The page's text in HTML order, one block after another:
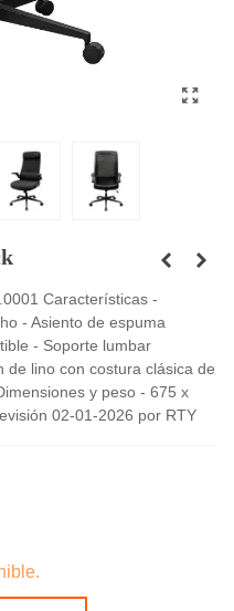
Características -
- Asiento de espuma
- Soporte lumbar
de lino con costura clásica de
y peso - 675 x
02-01-2026 por RTY